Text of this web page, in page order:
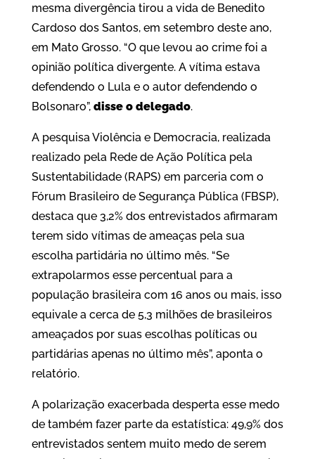
mesma divergência tirou a vida de Benedito
Cardoso dos Santos, em setembro deste ano,
em Mato Grosso. “O que levou ao crime foi a
opinião política divergente. A vítima estava
defendendo o Lula e o autor defendendo o
Bolsonaro”, disse o delegado.
A pesquisa Violência e Democracia, realizada
realizado pela Rede de Ação Política pela
Sustentabilidade (RAPS) em parceria com o
Fórum Brasileiro de Segurança Pública (FBSP),
destaca que 3,2% dos entrevistados afirmaram
terem sido vítimas de ameaças pela sua
escolha partidária no último mês. “Se
extrapolarmos esse percentual para a
população brasileira com 16 anos ou mais, isso
equivale a cerca de 5,3 milhões de brasileiros
ameaçados por suas escolhas políticas ou
partidárias apenas no último mês”, aponta o
relatório.
A polarização exacerbada desperta esse medo
de também fazer parte da estatística: 49,9% dos
entrevistados sentem muito medo de serem